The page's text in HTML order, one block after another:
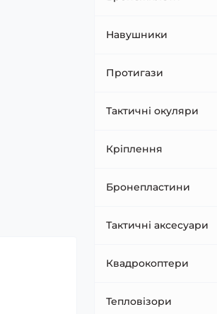
Навушники
Протигази
Тактичні окуляри
Кріплення
Бронепластини
Тактичні аксесуари
Квадрокоптери
Тепловізори